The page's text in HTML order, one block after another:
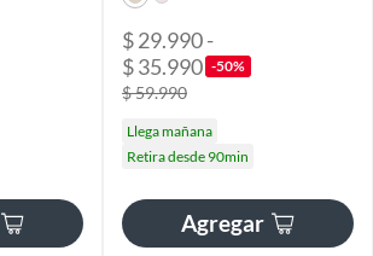
$ 29.990 -
$ 35.990 -50%
$ 59.990
Llega mañana
Retira desde 90min
Agregar